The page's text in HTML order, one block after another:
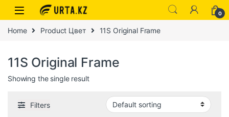
0
Home Product Цвет 11S Original Frame
11S Original Frame
Showing the single result
Filters